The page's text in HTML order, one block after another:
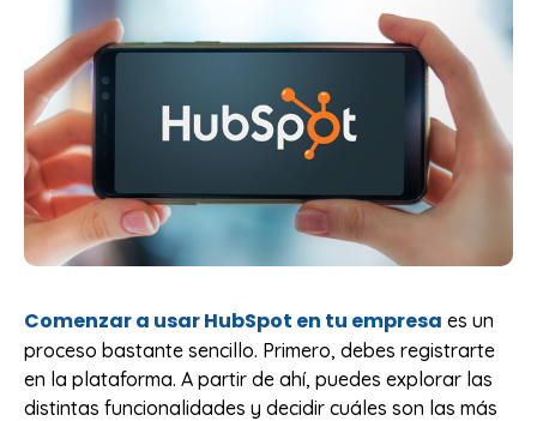
Comenzar a usar HubSpot en tu empresa es un
proceso bastante sencillo. Primero, debes registrarte
en la plataforma. A partir de ahí, puedes explorar las
distintas funcionalidades y decidir cuáles son las más